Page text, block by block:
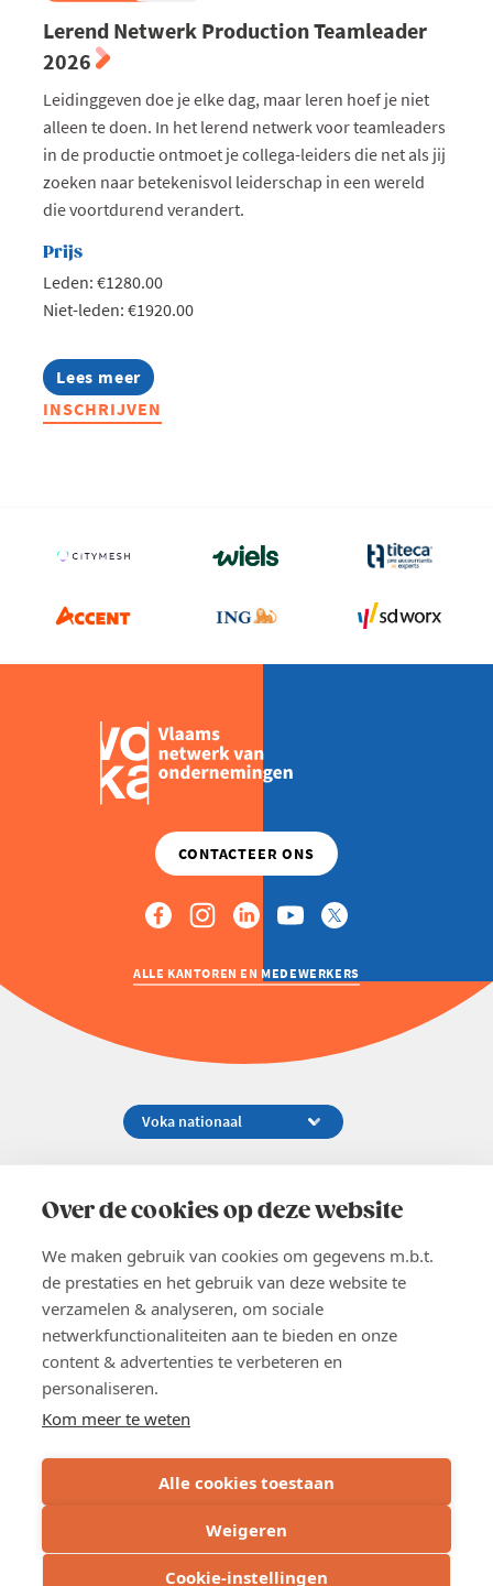
Over de cookies op deze website
We maken gebruik van cookies om gegevens m.b.t.
de prestaties en het gebruik van deze website te
verzamelen & analyseren, om sociale
netwerkfunctionaliteiten aan te bieden en onze
content & advertenties te verbeteren en
personaliseren.
Kom meer te weten
Alle cookies toestaan
Weigeren
Cookie-instellingen
Lerend Netwerk Production Teamleader
2026
Leidinggeven doe je elke dag, maar leren hoef je niet
alleen te doen. In het lerend netwerk voor teamleaders
in de productie ontmoet je collega-leiders die net als jij
zoeken naar betekenisvol leiderschap in een wereld
die voortdurend verandert.
Prijs
Leden: €1280.00
Niet-leden: €1920.00
Lees meer
about
Lerend
Netwerk
INSCHRIJVEN
ALLE KANTOREN EN MEDEWERKERS
02 229 81 11
EN
Word lid
Voka 2026
Privacyverklaring
Cookie verklaring
Cookie instellingen